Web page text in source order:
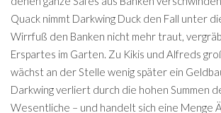
Quack nimmt Darkwing Duck den Fall unter
Wirrfuß den Banken nicht mehr traut,
Erspartes im Garten. Zu Kikis und Alfreds
wächst an der Stelle wenig später ein
Darkwing verliert durch die hohen Summen
Wesentliche – und handelt sich eine Menge